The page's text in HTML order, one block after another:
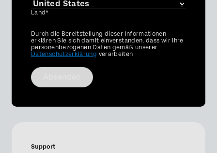
Land*
Privacy
Optin
Durch die Bereitstellung dieser Informationen
erklären Sie sich damit einverstanden, dass wir Ihre
personenbezogenen Daten gemäß unserer
Datenschutzerklärung verarbeiten
Support